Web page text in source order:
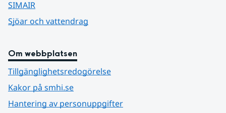
SIMAIR
Sjöar och vattendrag
Om webbplatsen
Tillgänglighetsredogörelse
Kakor på smhi.se
Hantering av personuppgifter